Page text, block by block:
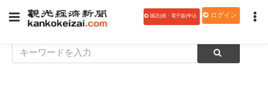
購読(紙・電子版)申込 ログイン